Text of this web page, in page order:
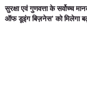
सुरक्षा एवं गुणवत्ता के सर्वोच्च
ऑफ डूइंग बिज़नेस’ को मिलेगा